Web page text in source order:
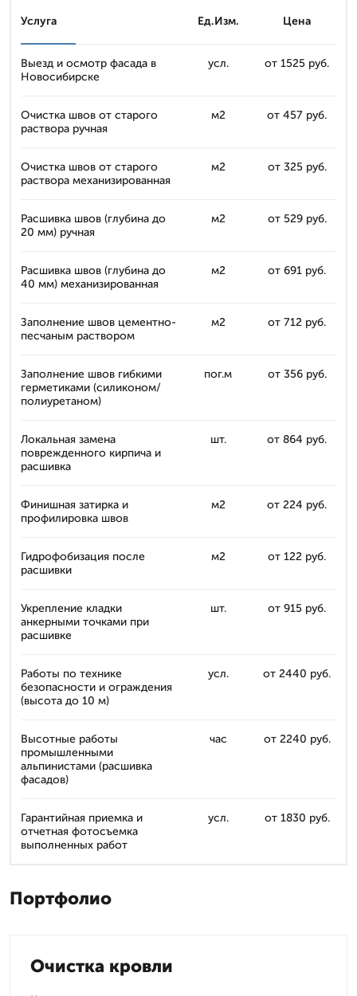
Услуга Ед.Изм. Цена
Выезд и осмотр фасада в
Новосибирске
усл. от 1525 руб.
Очистка швов от старого
раствора ручная
м2 от 457 руб.
Очистка швов от старого
раствора механизированная
м2 от 325 руб.
Расшивка швов (глубина до
20 мм) ручная
м2 от 529 руб.
Расшивка швов (глубина до
40 мм) механизированная
м2 от 691 руб.
Заполнение швов цементно-
песчаным раствором
м2 от 712 руб.
Заполнение швов гибкими
герметиками (силиконом/
полиуретаном)
пог.м от 356 руб.
Локальная замена
поврежденного кирпича и
расшивка
шт. от 864 руб.
Финишная затирка и
профилировка швов
м2 от 224 руб.
Гидрофобизация после
расшивки
м2 от 122 руб.
Укрепление кладки
анкерными точками при
расшивке
шт. от 915 руб.
Работы по технике
безопасности и ограждения
(высота до 10 м)
усл. от 2440 руб.
Высотные работы
промышленными
альпинистами (расшивка
фасадов)
час от 2240 руб.
Гарантийная приемка и
отчетная фотосъемка
выполненных работ
усл. от 1830 руб.
Портфолио
Очистка кровли